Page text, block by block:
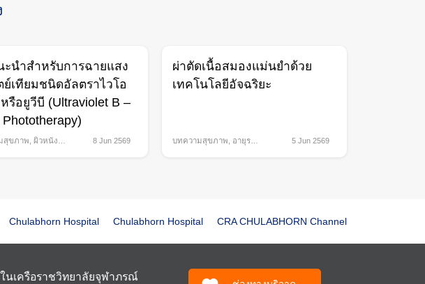
ะนำสำหรับการฉายแสง
ย์เทียมชนิดอัลตราไวโอ
รือยูวีบี (Ultraviolet B –
Phototherapy)
สุขภาพ ผิวหนัง
8 Jun 2569
ผ่าตัดเนื้อสมองแม่นยำด้วย
เทคโนโลยีอัจฉริยะ
บทความสุขภาพ
อายุร
5 Jun 2569
Chulabhorn Hospital Chulabhorn Hospital CRA CHULABHORN Channel
นเครือราชวิทยาลัยจุฬาภรณ์